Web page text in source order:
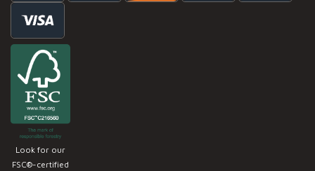
Look for our
FSC®-certified